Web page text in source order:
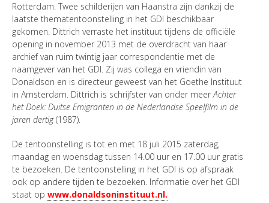
Rotterdam. Twee schilderijen van Haanstra zijn dankzij de
laatste thematentoonstelling in het GDI beschikbaar
gekomen. Dittrich verraste het instituut tijdens de officiële
opening in november 2013 met de overdracht van haar
archief van ruim twintig jaar correspondentie met de
naamgever van het GDI. Zij was collega en vriendin van
Donaldson en is directeur geweest van het Goethe Instituut
in Amsterdam. Dittrich is schrijfster van onder meerAchter
het Doek: Duitse Emigranten in de Nederlandse Speelfilm in de
jaren dertig(1987).
De tentoonstelling is tot en met 18 juli 2015 zaterdag,
maandag en woensdag tussen 14.00 uur en 17.00 uur gratis
te bezoeken. De tentoonstelling in het GDI is op afspraak
ook op andere tijden te bezoeken. Informatie over het GDI
staat op www.donaldsoninstituut.nl.